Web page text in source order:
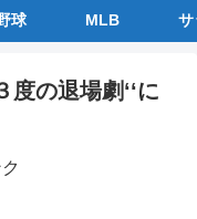
球 MLB サ
の退場劇‘‘に